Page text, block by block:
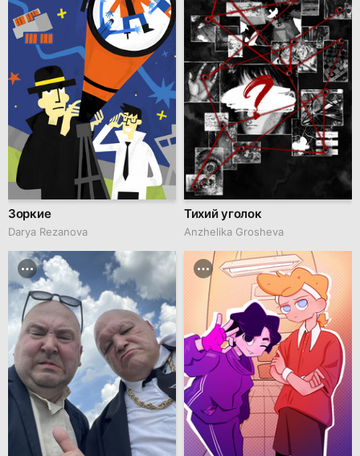
Зоркие
Darya Rezanova
Тихий уголок
Anzhelika Grosheva